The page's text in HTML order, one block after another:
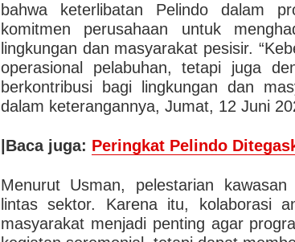
bahwa keterlibatan Pelindo dalam
komitmen perusahaan untuk
lingkungan dan masyarakat pesisir.
operasional pelabuhan, tetapi juga
berkontribusi bagi lingkungan dan
dalam keterangannya, Jumat, 12 Juni
|Baca juga: Peringkat Pelindo
Menurut Usman, pelestarian
lintas sektor. Karena itu, kolaborasi
masyarakat menjadi penting agar